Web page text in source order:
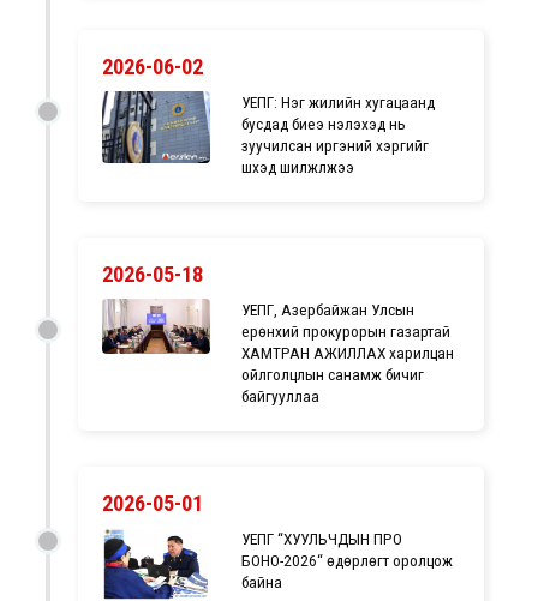
2026-06-02
УЕПГ: Нэг жилийн хугацаанд
бусдад биеэ үнэлэхэд нь
зуучилсан иргэний хэргийг
шүүхэд шилжүүлжээ
2026-05-18
УЕПГ, Азербайжан Улсын
ерөнхий прокурорын газартай
ХАМТРАН АЖИЛЛАХ харилцан
ойлголцлын санамж бичиг
байгууллаа
2026-05-01
УЕПГ “ХУУЛЬЧДЫН ПРО
БОНО-2026“ өдөрлөгт оролцож
байна